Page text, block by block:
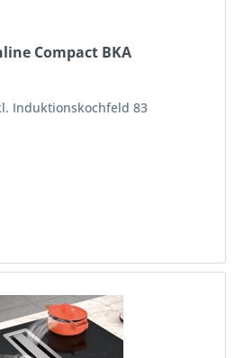
Compact BKA
Induktionskochfeld 83